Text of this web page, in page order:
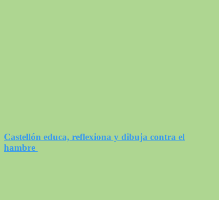
Castellón educa, reflexiona y dibuja contra el
hambre